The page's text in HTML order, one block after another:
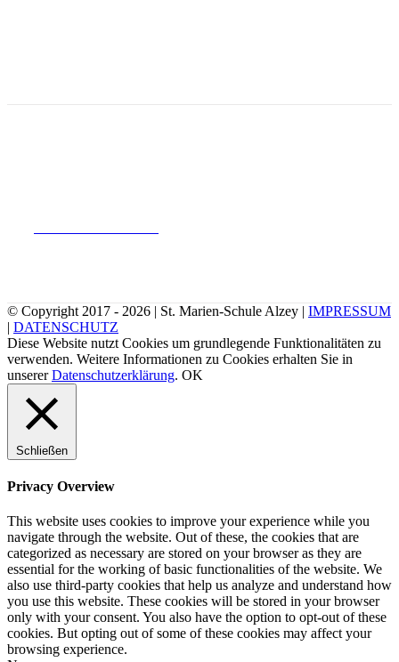
© Copyright 2017 - 2026 | St. Marien-Schule Alzey | IMPRESSUM
| DATENSCHUTZ
Diese Website nutzt Cookies um grundlegende Funktionalitäten zu
verwenden. Weitere Informationen zu Cookies erhalten Sie in
unsererDatenschutzerklärung. OK
Schließen
Privacy Overview
This website uses cookies to improve your experience while you
navigate through the website. Out of these, the cookies that are
categorized as necessary are stored on your browser as they are
essential for the working of basic functionalities of the website. We
also use third-party cookies that help us analyze and understand how
you use this website. These cookies will be stored in your browser
only with your consent. You also have the option to opt-out of these
cookies. But opting out of some of these cookies may affect your
browsing experience.